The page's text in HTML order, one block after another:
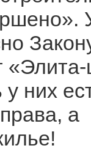
у них
а